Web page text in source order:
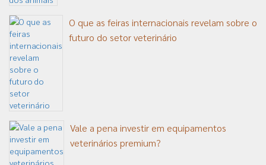
O que as feiras internacionais revelam sobre o
futuro do setor veterinário
Vale a pena investir em equipamentos
veterinários premium?